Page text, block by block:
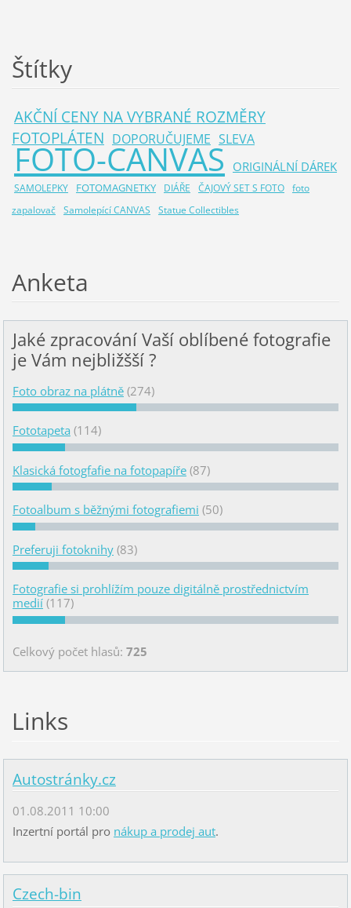
Štítky
AKČNÍ CENY NA VYBRANÉ ROZMĚRY
FOTOPLÁTEN DOPORUČUJEME SLEVA
FOTO-CANVAS ORIGINÁLNÍ DÁREK
SAMOLEPKY FOTOMAGNETKY DIÁŘE ČAJOVÝ SET S FOTO foto
zapalovač Samolepící CANVAS Statue Collectibles
Anketa
Jaké zpracování Vaší oblíbené fotografie
je Vám nejbližšší ?
Foto obraz na plátně (274)
Fototapeta (114)
Klasická fotogfafie na fotopapíře (87)
Fotoalbum s běžnými fotografiemi (50)
Preferuji fotoknihy (83)
Fotografie si prohlížím pouze digitálně prostřednictvím
medií (117)
Celkový počet hlasů: 725
Links
Autostránky.cz
01.08.2011 10:00
Inzertní portál pro nákup a prodej aut.
Czech-bin